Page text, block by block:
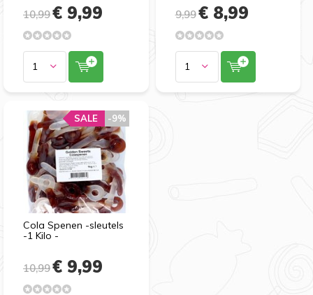
10,99€ 9,99 9,99€ 8,99
Cola Spenen -sleutels
-1 Kilo -
-9%
SALE
10,99€ 9,99